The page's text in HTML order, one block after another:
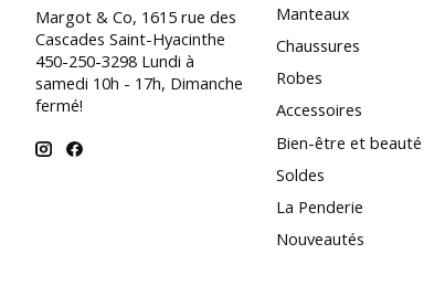
Margot & Co, 1615 rue des
Cascades Saint-Hyacinthe
450-250-3298 Lundi à
samedi 10h - 17h, Dimanche
fermé!
Manteaux
Chaussures
Robes
Accessoires
Bien-être et beauté
Soldes
La Penderie
Nouveautés